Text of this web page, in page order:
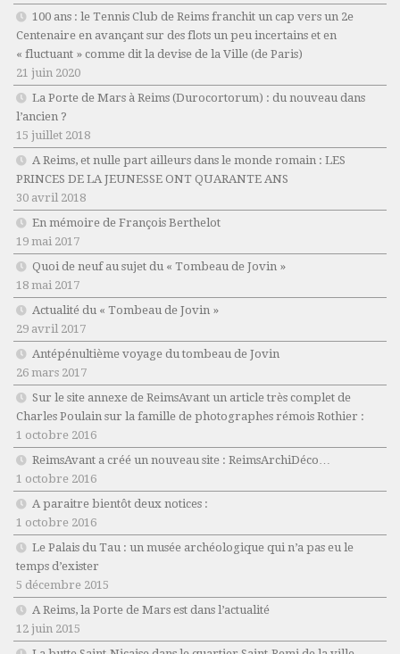
100 ans : le Tennis Club de Reims franchit un cap vers un 2e
Centenaire en avançant sur des flots un peu incertains et en
« fluctuant » comme dit la devise de la Ville (de Paris)
21 juin 2020
La Porte de Mars à Reims (Durocortorum) : du nouveau dans
l’ancien ?
15 juillet 2018
A Reims, et nulle part ailleurs dans le monde romain : LES
PRINCES DE LA JEUNESSE ONT QUARANTE ANS
30 avril 2018
En mémoire de François Berthelot
19 mai 2017
Quoi de neuf au sujet du « Tombeau de Jovin »
18 mai 2017
Actualité du « Tombeau de Jovin »
29 avril 2017
Antépénultième voyage du tombeau de Jovin
26 mars 2017
Sur le site annexe de ReimsAvant un article très complet de
Charles Poulain sur la famille de photographes rémois Rothier :
1 octobre 2016
ReimsAvant a créé un nouveau site : ReimsArchiDéco…
1 octobre 2016
A paraitre bientôt deux notices :
1 octobre 2016
Le Palais du Tau : un musée archéologique qui n’a pas eu le
temps d’exister
5 décembre 2015
A Reims, la Porte de Mars est dans l’actualité
12 juin 2015